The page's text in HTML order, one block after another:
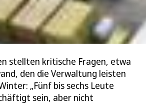
stellten kritische Fragen, etwa
den die Verwaltung leisten
„Fünf bis sechs Leute
sein, aber nicht